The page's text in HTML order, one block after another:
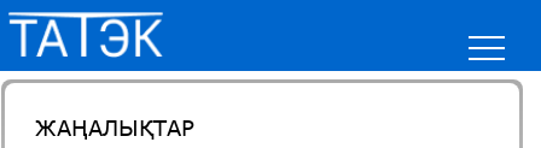
ЖАҢАЛЫҚТАР